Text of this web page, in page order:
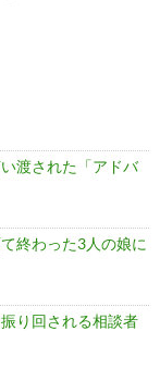
渡された「アドバ
終わった3人の娘に
り回される相談者